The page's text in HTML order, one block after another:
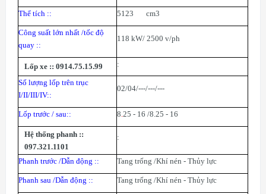
Thể tích :: 5123 cm3
Công suất lớn nhất /tốc độ
quay ::
118 kW/ 2500 v/ph
Lốp xe :: 0914.75.15.99 :
Số lượng lốp trên trục
I/II/III/IV::
02/04/---/---/---
Lốp trước / sau:: 8.25 - 16 /8.25 - 16
Hệ thống phanh ::
097.321.1101
:
Phanh trước /Dẫn động :: Tang trống /Khí nén - Thủy lực
Phanh sau /Dẫn động :: Tang trống /Khí nén - Thủy lực